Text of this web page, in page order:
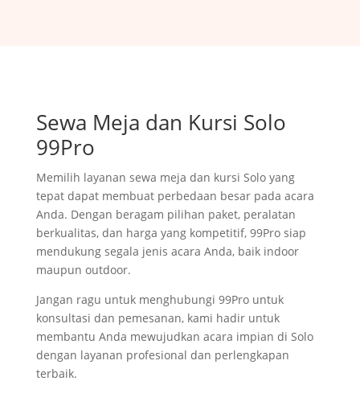
Sewa Meja dan Kursi Solo
99Pro
Memilih layanan sewa meja dan kursi Solo yang
tepat dapat membuat perbedaan besar pada acara
Anda. Dengan beragam pilihan paket, peralatan
berkualitas, dan harga yang kompetitif, 99Pro siap
mendukung segala jenis acara Anda, baik indoor
maupun outdoor.
Jangan ragu untuk menghubungi 99Pro untuk
konsultasi dan pemesanan, kami hadir untuk
membantu Anda mewujudkan acara impian di Solo
dengan layanan profesional dan perlengkapan
terbaik.